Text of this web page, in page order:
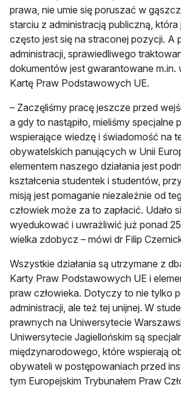
prawa, nie umie się poruszać w
starciu z administracją publiczną, która
często jest się na straconej pozycji. A
administracji, sprawiedliwego
dokumentów jest gwarantowane m.in.
Kartę Praw Podstawowych UE.
– Zaczęliśmy pracę jeszcze przed
a gdy to nastąpiło, mieliśmy specjalne
wspierające wiedzę i świadomość na
obywatelskich panujących w Unii
elementem naszego działania jest
kształcenia studentek i studentów,
misją jest pomaganie niezależnie od
człowiek może za to zapłacić. Udało
wyedukować i uwrażliwić już ponad
wielka zdobycz – mówi dr Filip
Wszystkie działania są utrzymane z
Karty Praw Podstawowych UE i
praw człowieka. Dotyczy to nie tylko
administracji, ale też tej unijnej. W
prawnych na Uniwersytecie
Uniwersytecie Jagiellońskim są
międzynarodowego, które wspierają
obywateli w postępowaniach przed
tym Europejskim Trybunałem Praw